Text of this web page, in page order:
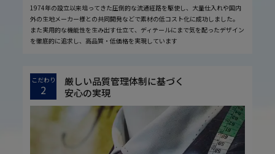
1974年の設立以来培ってきた圧倒的な流通経路を駆使し、大量仕入れや国内
外の生地メーカー様との共同開発などで素材の低コスト化に成功しました。
また実用的な機能性を生み出す仕立て、ディテールにまで気を配ったデザイン
を徹底的に追求し、高品質・低価格を実現しています
こだわり
2
厳しい品質管理体制に基づく
安心の実現